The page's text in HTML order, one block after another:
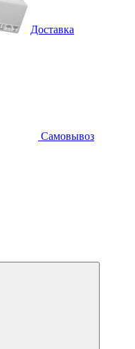
Доставка
Самовывоз